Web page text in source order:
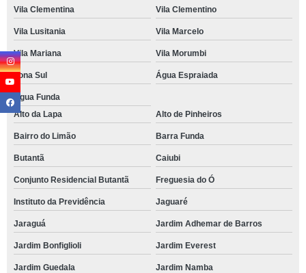
Vila Clementina Vila Clementino
Vila Lusitania Vila Marcelo
Vila Mariana Vila Morumbi
Zona Sul Água Espraiada
Água Funda
Alto da Lapa
Alto de Pinheiros
Bairro do Limão Barra Funda
Butantã Caiubi
Conjunto Residencial Butantã Freguesia do Ó
Instituto da Previdência Jaguaré
Jaraguá Jardim Adhemar de Barros
Jardim Bonfiglioli Jardim Everest
Jardim Guedala Jardim Namba